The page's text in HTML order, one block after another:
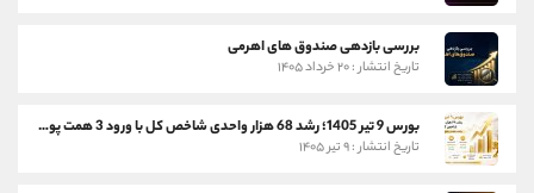
بررسی بازدهی صندوق های اهرمی
تاریخ انتشار : ۲۰ خرداد ۱۴۰۵
بورس 9 تیر 1405؛ رشد 68 هزار واحدی شاخص کل با ورود 3 همت پول حقیقی
تاریخ انتشار : ۹ تیر ۱۴۰۵